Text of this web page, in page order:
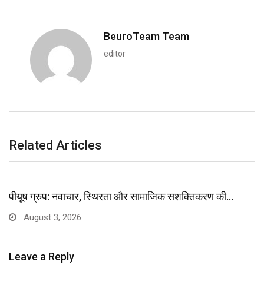
BeuroTeam Team
editor
Related Articles
पीयूष ग्रुप: नवाचार, स्थिरता और सामाजिक सशक्तिकरण की…
August 3, 2026
Leave a Reply